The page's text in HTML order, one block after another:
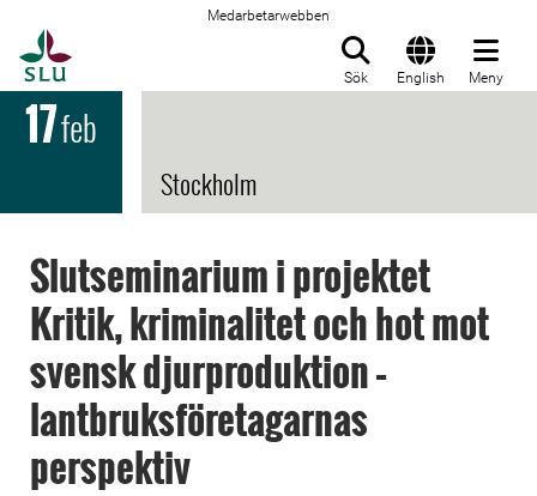
Medarbetarwebben
Sök English Meny
17feb
Stockholm
Slutseminarium i projektet
Kritik, kriminalitet och hot mot
svensk djurproduktion –
lantbruksföretagarnas
perspektiv